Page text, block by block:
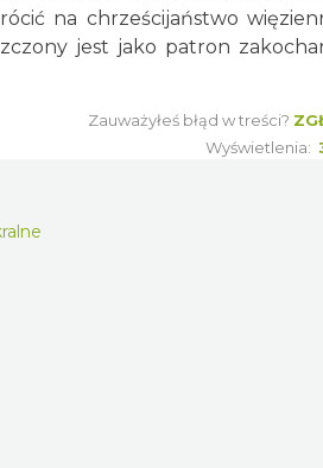
na chrześcijaństwo
jest jako patron
Zauważyłeś błąd w treści?
Wyświetlenia: